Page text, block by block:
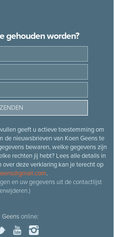
gehouden worden?
geeft u actieve toestemming om
de nieuwsbrieven van Koen Geens te
bewaren, welke gegevens zijn
rechten jij hebt? Lees alle details in
over deze verklaring kan je terecht op
.
en uw gegevens uit de contactlijst
Geensonline: